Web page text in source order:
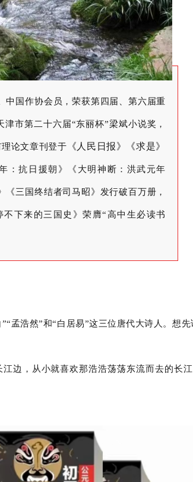
中国作协会员，荣获第四届、第六届重
市第二十六届“东丽杯”梁斌小说奖，
论文章刊登于 《人民日报》《求是》
：抗日援朝》《大明神断：洪武元年
三国终结者司马昭》发行破百万册，
下来的三国史》荣膺“高中生必读书
孟浩然”和“白居易”这三位唐代大诗人。想
边，从小就喜欢那浩浩荡荡东流而去的长